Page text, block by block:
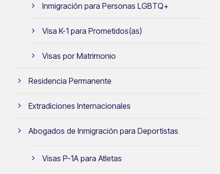
Inmigración para Personas LGBTQ+
Visa K-1 para Prometidos(as)
Visas por Matrimonio
Residencia Permanente
Extradiciones Internacionales
Abogados de Inmigración para Deportistas
Visas P-1A para Atletas